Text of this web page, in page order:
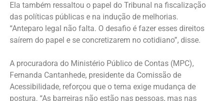
Ela também ressaltou o papel do Tribunal na fiscalização
das políticas públicas e na indução de melhorias.
“Anteparo legal não falta. O desafio é fazer esses direitos
saírem do papel e se concretizarem no cotidiano”, disse.
A procuradora do Ministério Público de Contas (MPC),
Fernanda Cantanhede, presidente da Comissão de
Acessibilidade, reforçou que o tema exige mudança de
postura. “As barreiras não estão nas pessoas, mas nas